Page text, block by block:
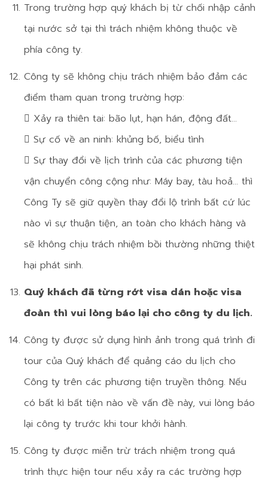
Trong trường hợp quý khách bị từ chối nhập cảnh
tại nước sở tại thì trách nhiệm không thuộc về
phía công ty.
Công ty sẽ không chịu trách nhiệm bảo đảm các
điểm tham quan trong trường hợp:
 Xảy ra thiên tai: bão lụt, hạn hán, động đất…
 Sự cố về an ninh: khủng bố, biểu tình
 Sự thay đổi về lịch trình của các phương tiện
vận chuyển công cộng như: Máy bay, tàu hoả… thì
Công Ty sẽ giữ quyền thay đổi lộ trình bất cứ lúc
nào vì sự thuận tiện, an toàn cho khách hàng và
sẽ không chịu trách nhiệm bồi thường những thiệt
hại phát sinh.
Quý khách đã từng rớt visa dán hoặc visa
đoàn thì vui lòng báo lại cho công ty du lịch.
Công ty được sử dụng hình ảnh trong quá trình đi
tour của Quý khách để quảng cáo du lịch cho
Công ty trên các phương tiện truyền thông. Nếu
có bất kì bất tiện nào về vấn đề này, vui lòng báo
lại công ty trước khi tour khởi hành.
Công ty được miễn trừ trách nhiệm trong quá
trình thực hiện tour nếu xảy ra các trường hợp